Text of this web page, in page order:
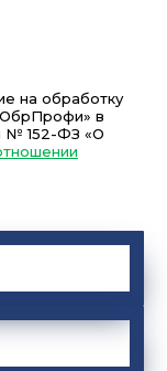
на обработку
в
№ 152-ФЗ «О